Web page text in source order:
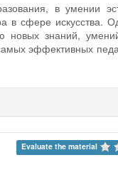
в умении
в сфере искусства.
новых знаний,
эффективных
Evaluate the material